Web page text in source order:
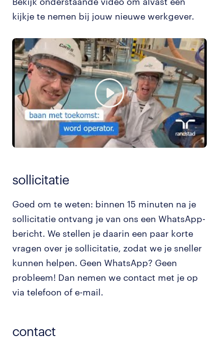
kijkje te nemen bij jouw nieuwe werkgever.
sollicitatie
Goed om te weten: binnen 15 minuten na je
sollicitatie ontvang je van ons een WhatsApp-
bericht. We stellen je daarin een paar korte
vragen over je sollicitatie, zodat we je sneller
kunnen helpen. Geen WhatsApp? Geen
probleem! Dan nemen we contact met je op
via telefoon of e-mail.
contact